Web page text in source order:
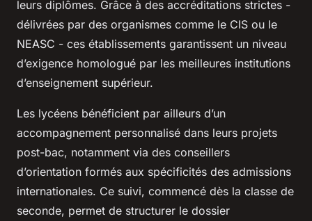
leurs diplômes. Grâce à des accréditations strictes -
délivrées par des organismes comme le CIS ou le
NEASC - ces établissements garantissent un niveau
d’exigence homologué par les meilleures institutions
d’enseignement supérieur.
Les lycéens bénéficient par ailleurs d’un
accompagnement personnalisé dans leurs projets
post-bac, notamment via des conseillers
d’orientation formés aux spécificités des admissions
internationales. Ce suivi, commencé dès la classe de
seconde, permet de structurer le dossier